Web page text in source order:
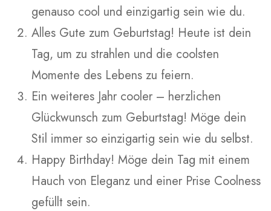
genauso cool und einzigartig sein wie du.
Alles Gute zum Geburtstag! Heute ist dein
Tag, um zu strahlen und die coolsten
Momente des Lebens zu feiern.
Ein weiteres Jahr cooler – herzlichen
Glückwunsch zum Geburtstag! Möge dein
Stil immer so einzigartig sein wie du selbst.
Happy Birthday! Möge dein Tag mit einem
Hauch von Eleganz und einer Prise Coolness
gefüllt sein.